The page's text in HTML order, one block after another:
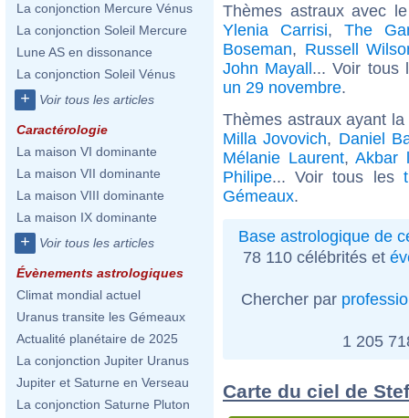
La conjonction Mercure Vénus
La conjonction Soleil Mercure
Lune AS en dissonance
La conjonction Soleil Vénus
+ Voir tous les articles
Caractérologie
La maison VI dominante
La maison VII dominante
La maison VIII dominante
La maison IX dominante
+ Voir tous les articles
Évènements astrologiques
Climat mondial actuel
Uranus transite les Gémeaux
Actualité planétaire de 2025
La conjonction Jupiter Uranus
Jupiter et Saturne en Verseau
La conjonction Saturne Pluton
Thèmes astraux avec
Ylenia Carrisi,The
Boseman, Russell
John Mayall... Voir tous
un 29 novembre.
Thèmes astraux ayant
Milla Jovovich, Daniel
Mélanie Laurent,Akbar
Philipe... Voir tous les
Gémeaux.
Base astrologique de
78 110 célébrités et
Chercher par
1 205
Carte du ciel de